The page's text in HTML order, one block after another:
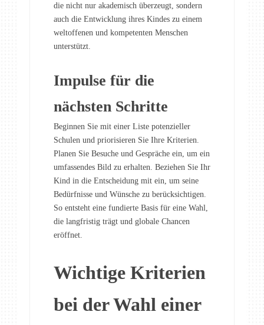
die nicht nur akademisch überzeugt, sondern
auch die Entwicklung ihres Kindes zu einem
weltoffenen und kompetenten Menschen
unterstützt.
Impulse für die
nächsten Schritte
Beginnen Sie mit einer Liste potenzieller
Schulen und priorisieren Sie Ihre Kriterien.
Planen Sie Besuche und Gespräche ein, um ein
umfassendes Bild zu erhalten. Beziehen Sie Ihr
Kind in die Entscheidung mit ein, um seine
Bedürfnisse und Wünsche zu berücksichtigen.
So entsteht eine fundierte Basis für eine Wahl,
die langfristig trägt und globale Chancen
eröffnet.
Wichtige Kriterien
bei der Wahl einer